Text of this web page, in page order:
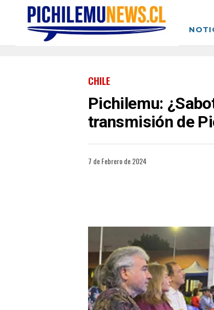
CHILE
Pichilemu:
transmisión de
7 de Febrero de 2024